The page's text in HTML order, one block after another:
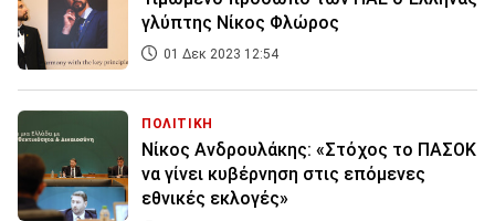
γλύπτης Νίκος Φλώρος
01 Δεκ 2023 12:54
ΠΟΛΙΤΙΚΗ
Νίκος Ανδρουλάκης: «Στόχος το ΠΑΣΟΚ
να γίνει κυβέρνηση στις επόμενες
εθνικές εκλογές»